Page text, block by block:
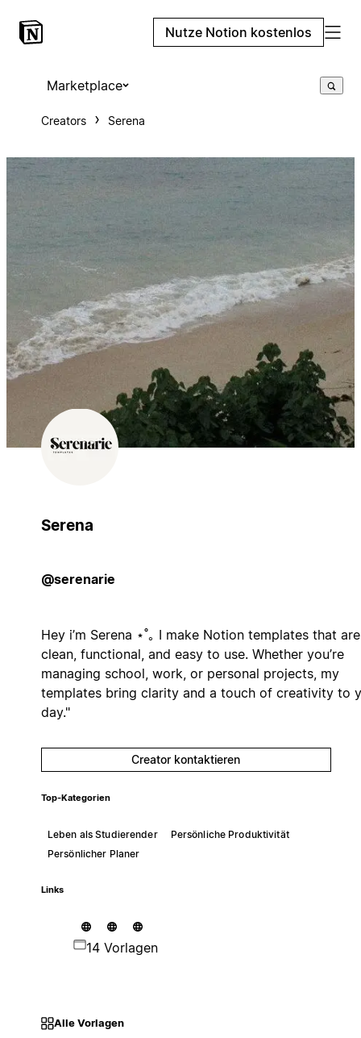
Nutze Notion kostenlos
Marketplace
Creators Serena
Serena
@serenarie
Hey i’m Serena ⋆˚｡ I make Notion templates that are
clean, functional, and easy to use. Whether you’re
managing school, work, or personal projects, my
templates bring clarity and a touch of creativity to
day."
Creator kontaktieren
Top-Kategorien
Leben als Studierender
Persönliche Produktivität
Persönlicher Planer
Links
14 Vorlagen
Alle Vorlagen